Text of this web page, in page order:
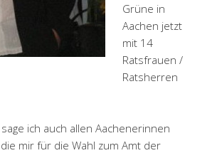
Grüne in
Aachen jetzt
mit 14
Ratsfrauen /
Ratsherren
ich auch allen Aachenerinnen
mir für die Wahl zum Amt der